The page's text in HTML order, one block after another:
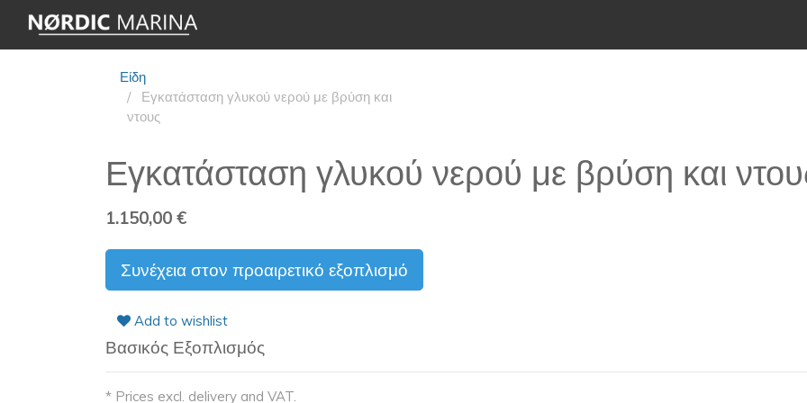
Είδη
Εγκατάσταση γλυκού νερού με βρύση και
ντους
Εγκατάσταση γλυκού νερού με βρύση και
1.150,00 €
Συνέχεια στον προαιρετικό εξοπλισμό
Add to wishlist
Βασικός Εξοπλισμός
* Prices excl. delivery and VAT.